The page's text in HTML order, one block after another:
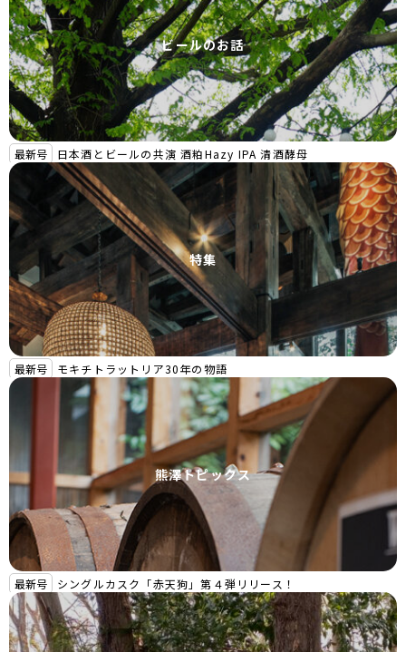
ビールのお話
最新号 日本酒とビールの共演 酒粕Hazy IPA 清酒酵母
特集
最新号 モキチトラットリア30年の物語
熊澤トピックス
最新号 シングルカスク「赤天狗」第４弾リリース！